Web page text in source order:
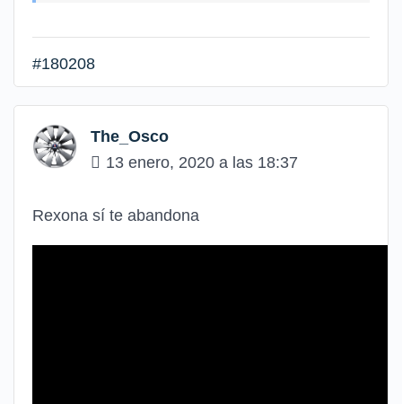
#180208
The_Osco
13 enero, 2020 a las 18:37
Rexona sí te abandona